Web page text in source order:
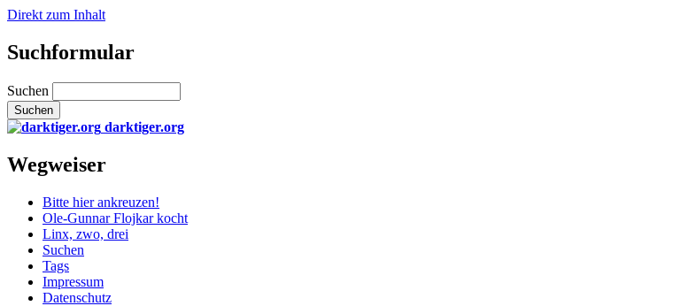
Direkt zum Inhalt
Suchformular
Suchen
darktiger.org
Wegweiser
Bitte hier ankreuzen!
Ole-Gunnar Flojkar kocht
Linx, zwo, drei
Suchen
Tags
Impressum
Datenschutz